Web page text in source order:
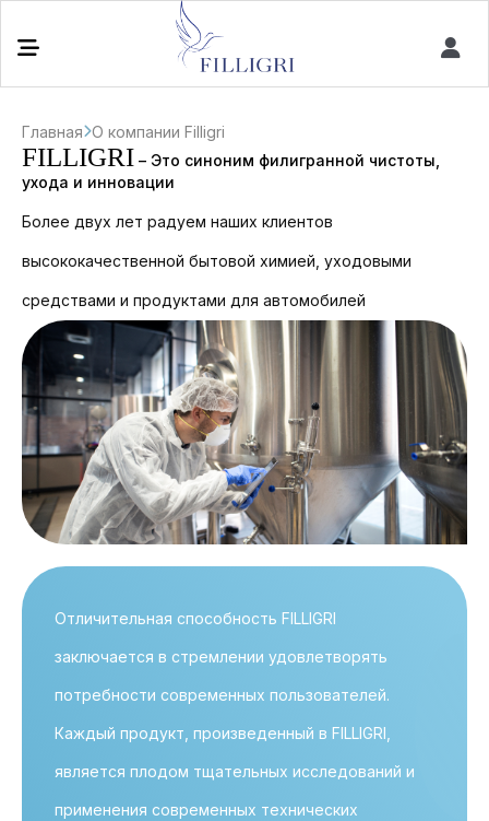
sales@filligrihome.ru
Обратная связь
Бытовая химия
Сырье для моющих и
дезинфицирующих
средств
Новости
О нас
Вакансии
Контакты
Главная О компании Filligri
FILLIGRI – Это синоним филигранной чистоты,
ухода и инновации
Более двух лет радуем наших клиентов
высококачественной бытовой химией, уходовыми
средствами и продуктами для автомобилей
Отличительная способность FILLIGRI
заключается в стремлении удовлетворять
потребности современных пользователей.
Каждый продукт, произведенный в FILLIGRI,
является плодом тщательных исследований и
применения современных технических